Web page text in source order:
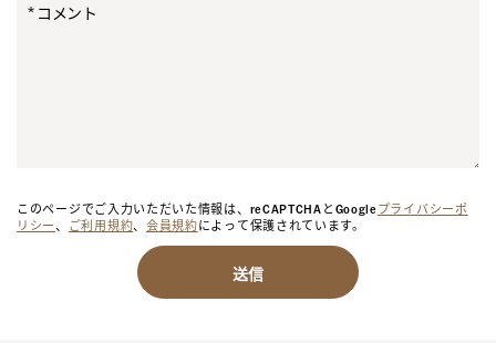
コメント
このページでご入力いただいた情報は、reCAPTCHAとGoogleプライバシーポ
リシー、 ご利用規約、 会員規約によって保護されています。
送信